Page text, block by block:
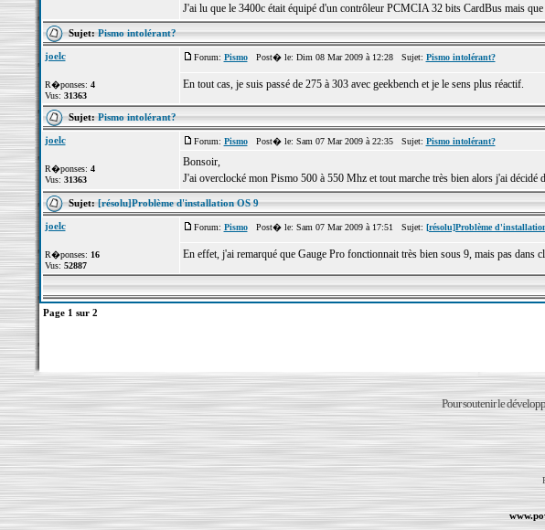
J'ai lu que le 3400c était équipé d'un contrôleur PCMCIA 32 bits CardBus mais
Sujet:Pismo intolérant?
joelc
R�ponses: 4
Vus: 31363
Forum: PismoPost� le: Dim 08 Mar 2009 à 12:28 Sujet: Pismo intolérant?
En tout cas, je suis passé de 275 à 303 avec geekbench et je le sens plus réactif.
Sujet:Pismo intolérant?
joelc
R�ponses: 4
Vus: 31363
Forum: PismoPost� le: Sam 07 Mar 2009 à 22:35 Sujet: Pismo intolérant?
Bonsoir,
J'ai overclocké mon Pismo 500 à 550 Mhz et tout marche très bien alors j'ai
Sujet:[résolu]Problème d'installation OS 9
joelc
R�ponses: 16
Vus: 52887
Forum: PismoPost� le: Sam 07 Mar 2009 à 17:51 Sujet: [résolu]Problème
En effet, j'ai remarqué que Gauge Pro fonctionnait très bien sous 9, mais pas dans
Page 1 sur 2
Pour soutenir le